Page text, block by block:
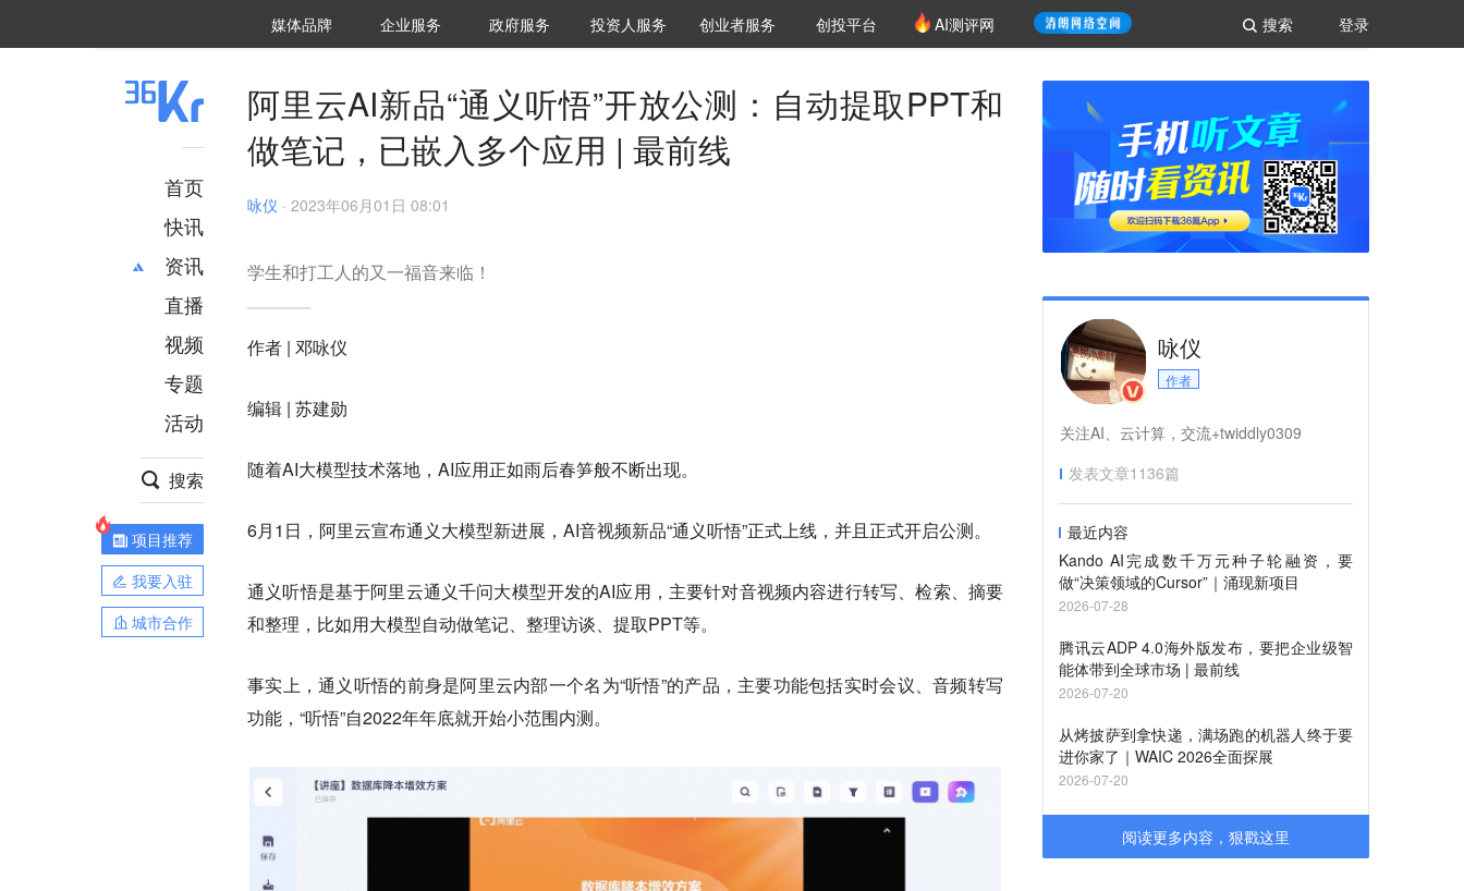
登录
搜索
媒体品牌 36Kr研究院
企业服务 城市之窗
政府服务 VClub投资机构库
投资机构职位推介
投资人服务 创投氪堂
创业者服务 创投平台 AI测评网
首页
快讯
资讯
推荐
财经
项目推荐
安徽
直播
视频
专题
活动
搜索
项目推荐
我要入驻
城市合作
阿里云AI新品“通义听悟”开放公测：自动提取PPT和
做笔记，已嵌入多个应用 | 最前线
咏仪 · 2023年06月01日 08:01
学生和打工人的又一福音来临！
作者 | 邓咏仪
编辑 | 苏建勋
随着AI大模型技术落地，AI应用正如雨后春笋般不断出现。
6月1日，阿里云宣布通义大模型新进展，AI音视频新品“通义听悟”正式上线，并且正式开启公测。
通义听悟是基于阿里云通义千问大模型开发的AI应用，主要针对音视频内容进行转写、检索、摘要
和整理，比如用大模型自动做笔记、整理访谈、提取PPT等。
事实上，通义听悟的前身是阿里云内部一个名为“听悟”的产品，主要功能包括实时会议、音频转写
功能，“听悟”自2022年年底就开始小范围内测。
咏仪
作者
关注AI、云计算，交流+twiddly0309
发表文章1136篇
最近内容
Kando AI完成数千万元种子轮融资，要
做“决策领域的Cursor”｜涌现新项目
2026-07-28
腾讯云ADP 4.0海外版发布，要把企业级智
能体带到全球市场 | 最前线
2026-07-20
从烤披萨到拿快递，满场跑的机器人终于要
进你家了｜WAIC 2026全面探展
2026-07-20
阅读更多内容，狠戳这里